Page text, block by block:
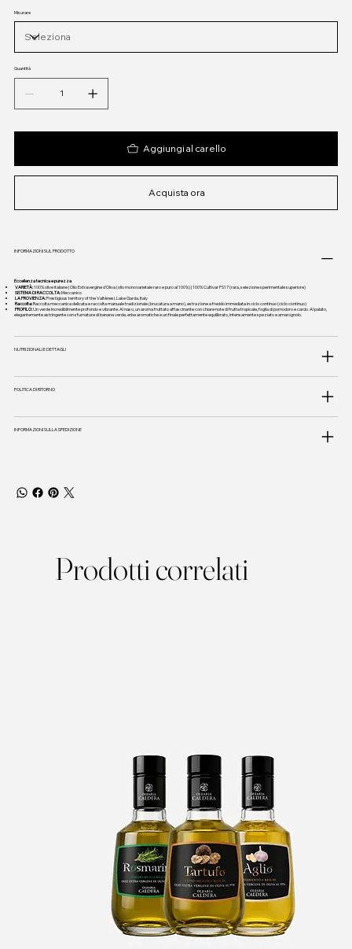
sofisticata al mondo per traguardi professionali, matrimoni o anniversari esclusivi tra
esteti esigenti.
Misurare
Quantità
Aggiungi al carello
Acquista ora
INFORMAZIONI SUL PRODOTTO
Eccellenza tecnica e purezza
VARIETÀ:100% olive italiane | Olio Extravergine d'Oliva (olio monovarietale raro e puro al 100%) | 100% Cultivar FS17 (rara, selezione sperimentale superiore)
SISTEMA DI RACCOLTA:Meccanico
LA PROVIENZA:Prestigious territory of the Valtènesi, Lake Garda, Italy
Raccolta:Raccolta meccanica delicata e raccolta manuale tradizionale (brucatura a mano), estrazione a freddo immediata in ciclo continuo (ciclo continuo)
PROFILO:Un verde incredibilmente profondo e vibrante. Al naso, un aroma fruttato affascinante con chiare note di frutta tropicale, foglia di pomodoro e cardo. Al palato,
elegantemente astringente con sfumature di banana verde, erbe aromatiche e un finale perfettamente equilibrato, intensamente speziato e amarognolo.
NUTRIZIONALI E DETTAGLI
POLITICA DI RITORNO
INFORMAZIONI SULLA SPEDIZIONE
Prodotti correlati